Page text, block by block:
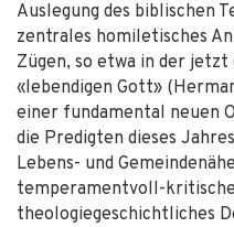
Auslegung des biblischen
zentrales homiletisches
Zügen, so etwa in der
«lebendigen Gott»
einer fundamental neuen
die Predigten dieses
Lebens- und
temperamentvoll-
theologiegeschichtliches